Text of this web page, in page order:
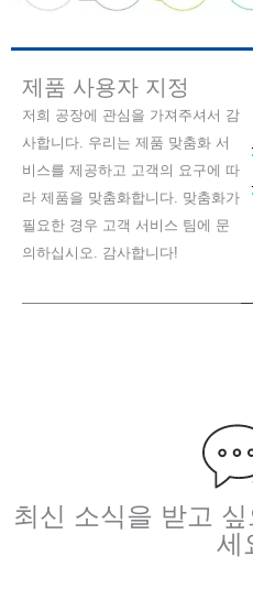
제품 사용자 지정
저희 공장에 관심을 가져주셔서 감
사합니다. 우리는 제품 맞춤화 서
비스를 제공하고 고객의 요구에 따
라 제품을 맞춤화합니다. 맞춤화가
필요한 경우 고객 서비스 팀에 문
의하십시오. 감사합니다!
최신 소식을 받고
세